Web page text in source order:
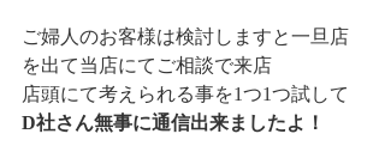
ご婦人のお客様は検討しますと一旦店
を出て当店にてご相談で来店
店頭にて考えられる事を1つ1つ試して
D社さん無事に通信出来ましたよ！